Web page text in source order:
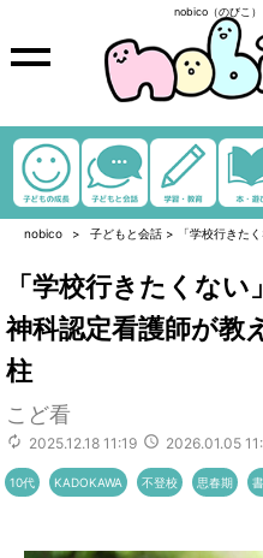
nobico（のびこ
nobico 子どもと会話 > 「学校行きた
「学校行きたくな
神科認定看護師が教
柱
こど看
2025.12.18 11:19 2026.01.05
10代 KADOKAWA 不登校 思春期